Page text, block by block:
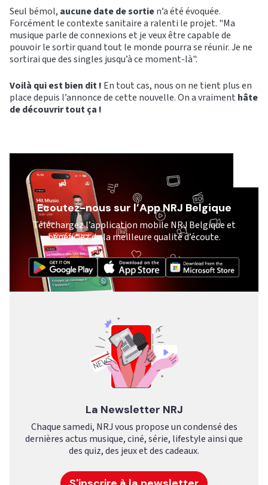
Seul bémol, aucune date de sortien’a été évoquée.
Forcément le contexte sanitaire a ralenti le projet. "Ma
musique parle de connexions et je veux être capable de
pouvoir le sortir quand tout le monde pourra se réunir. Je ne
sortirai que des singles jusqu’à ce moment-là".
Voilà qui est bien dit ! En tout cas, nous on ne tient plus en
place depuis l’annonce de cette nouvelle. On a vraiment hâte
de découvrir tout ça !
Ecoutez-nous sur l’App NRJ Belgique
Téléchargez l’application mobile NRJ Belgique et
bénéficiez de la meilleure qualité d’écoute.
La Newsletter NRJ
Chaque samedi, NRJ vous propose un condensé des
dernières actus musique, ciné, série, lifestyle ainsi que
des quiz, des jeux et des cadeaux.